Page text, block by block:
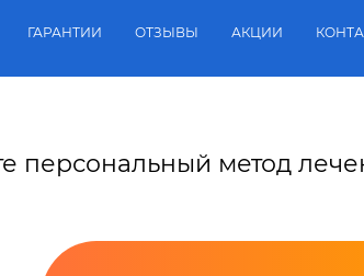
ГАРАНТИИ ОТЗЫВЫ АКЦИИ
персональный метод